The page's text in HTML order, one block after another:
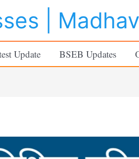
|
Update BSEB Updates